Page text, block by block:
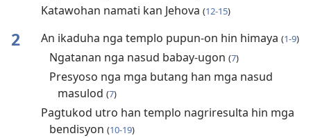
Katawohan namati kan Jehova (12-15)
2 An ikaduha nga templo pupun-on hin himaya (1-9)
Ngatanan nga nasud babay-ugon (7)
Presyoso nga mga butang han mga nasud
masulod (7)
Pagtukod utro han templo nagriresulta hin mga
bendisyon (10-19)